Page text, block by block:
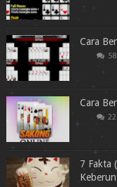
Cara
58
Cara
22
7 Fakta